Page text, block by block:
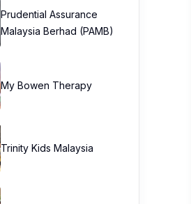
Prudential Assurance
Malaysia Berhad (PAMB)
My Bowen Therapy
Trinity Kids Malaysia ​